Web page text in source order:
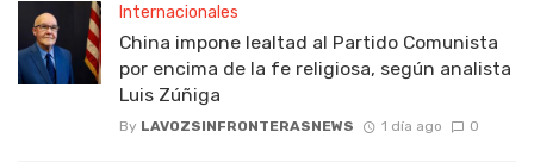
Internacionales
China impone lealtad al Partido Comunista
por encima de la fe religiosa, según analista
Luis Zúñiga
By LAVOZSINFRONTERASNEWS 1 día ago 0